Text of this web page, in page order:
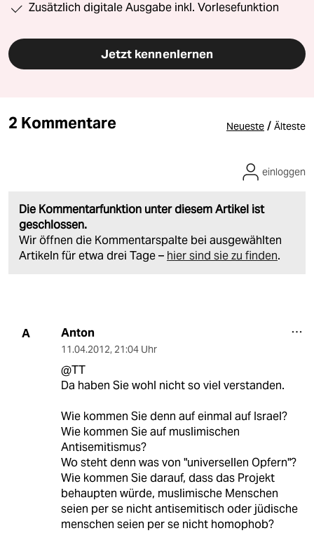
Zusätzlich digitale Ausgabe inkl. Vorlesefunktion
Jetzt kennenlernen
2 Kommentare Neueste / Älteste
Die Kommentarfunktion unter diesem Artikel ist
geschlossen.
Wir öffnen die Kommentarspalte bei ausgewählten
Artikeln für etwa drei Tage – hier sind sie zu finden.
einloggen
A Anton
11.04.2012, 21:04 Uhr
@TT
Da haben Sie wohl nicht so viel verstanden.
Wie kommen Sie denn auf einmal auf Israel?
Wie kommen Sie auf muslimischen
Antisemitismus?
Wo steht denn was von "universellen Opfern"?
Wie kommen Sie darauf, dass das Projekt
behaupten würde, muslimische Menschen
seien per se nicht antisemitisch oder jüdische
menschen seien per se nicht homophob?